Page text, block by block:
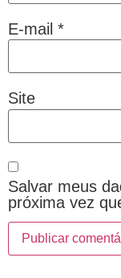
E-mail *
Site
Salvar meus
próxima vez